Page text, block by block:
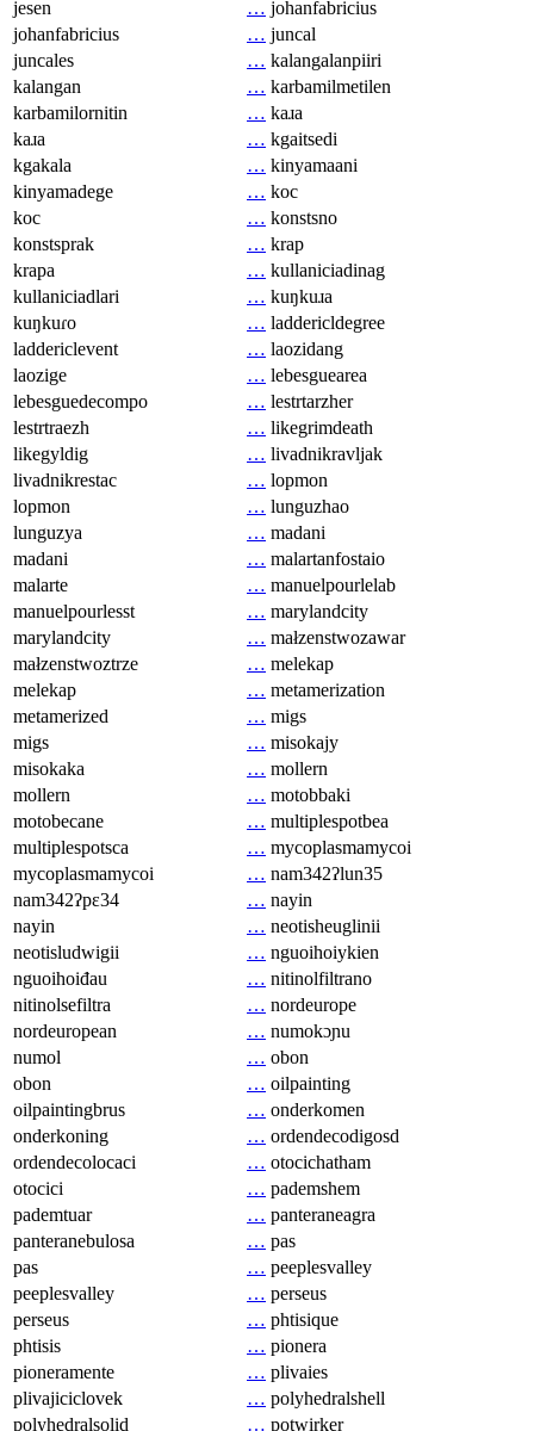
jesen
… johanfabricius
johanfabricius
… juncal
juncales
… kalangalanpiiri
kalangan
… karbamilmetilen
karbamilornitin
… kaɹa
kaɹa
… kgaitsedi
kgakala
… kinyamaani
kinyamadege
… koc
koc
… konstsno
konstsprak
… krap
krapa
… kullaniciadinag
kullaniciadlari
… kuŋkuɹa
kuŋkuɾo
… laddericldegree
laddericlevent
… laozidang
laozige
… lebesguearea
lebesguedecompo
… lestrtarzher
lestrtraezh
… likegrimdeath
likegyldig
… livadnikravljak
livadnikrestac
… lopmon
lopmon
… lunguzhao
lunguzya
… madani
madani
… malartanfostaio
malarte
… manuelpourlelab
manuelpourlesst
… marylandcity
marylandcity
… małzenstwozawar
małzenstwoztrze
… melekap
melekap
… metamerization
metamerized
… migs
migs
… misokajy
misokaka
… mollern
mollern
… motobbaki
motobecane
… multiplespotbea
multiplespotsca
… mycoplasmamycoi
mycoplasmamycoi
… nam342ʔlun35
nam342ʔpɛ34
… nayin
nayin
… neotisheuglinii
neotisludwigii
… nguoihoiykien
nguoihoiđau
… nitinolfiltrano
nitinolsefiltra
… nordeurope
nordeuropean
… numokɔɲu
numol
… obon
obon
… oilpainting
oilpaintingbrus
… onderkomen
onderkoning
… ordendecodigosd
ordendecolocaci
… otocichatham
otocici
… pademshem
pademtuar
… panteraneagra
panteranebulosa
… pas
pas
… peeplesvalley
peeplesvalley
… perseus
perseus
… phtisique
phtisis
… pionera
pioneramente
… plivaies
plivajiciclovek
… polyhedralshell
polyhedralsolid
… potwirker